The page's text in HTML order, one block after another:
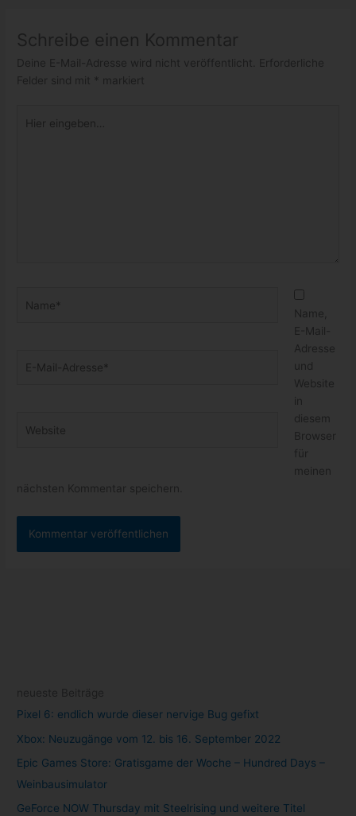
Schreibe einen Kommentar
Deine E-Mail-Adresse wird nicht veröffentlicht.
Erforderliche
Felder sind mit
* markiert
eingeben…
Mail-
Name,
E-Mail-
Adresse
und
Website
in
diesem
Browser
für
meinen
nächsten Kommentar speichern.
Pixel 6: endlich wurde dieser nervige Bug gefixt
Xbox: Neuzugänge vom 12. bis 16. September 2022
Epic Games Store: Gratisgame der Woche – Hundred Days –
Weinbausimulator
GeForce NOW Thursday mit Steelrising und weitere Titel